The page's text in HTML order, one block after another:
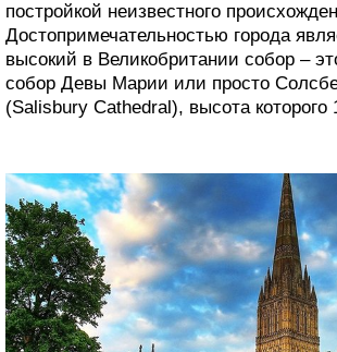
постройкой неизвестного
Достопримечательностью города
высокий в Великобритании собор –
собор Девы Марии или просто
(Salisbury Cathedral), высота которого